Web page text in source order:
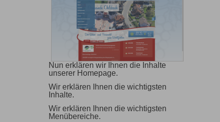
Nun erklären wir Ihnen die Inhalte
unserer Homepage.
Wir erklären Ihnen die wichtigsten
Inhalte.
Wir erklären Ihnen die wichtigsten
Menübereiche.